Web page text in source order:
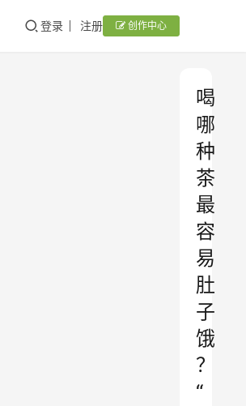
登录 注册 创作中心
喝
哪
种
茶
最
容
易
肚
子
饿
？
“